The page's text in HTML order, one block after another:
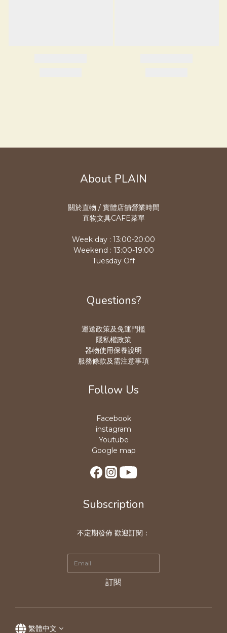
About PLAIN
關於直物 / 實體店舖營業時間
直物文具CAFE菜單
Week day : 13:00-20:00
Weekend : 13:00-19:00
Tuesday Off
Questions?
運送政策及免運門檻
隱私權政策
器物使用保養說明
服務條款及需注意事項
Follow Us
Facebook
instagram
Youtube
Google map
Subscription
不定期發佈 歡迎訂閱：
訂閱
繁體中文